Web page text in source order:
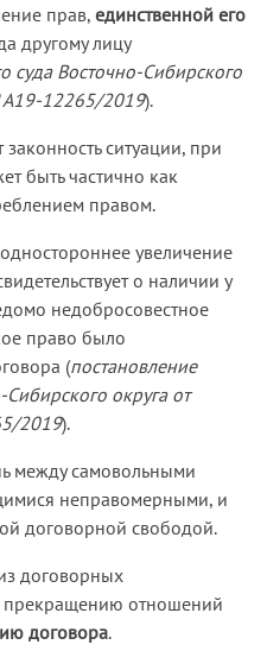
прав, единственной его
другому лицу
суда Восточно-Сибирского
А19-12265/2019).
ситуации, при
быть частично как
правом.
увеличение
о наличии у
недобросовестное
право было
(постановление
округа от
2019).
между самовольными
неправомерными, и
договорной свободой.
договорных
прекращению отношений
договора.